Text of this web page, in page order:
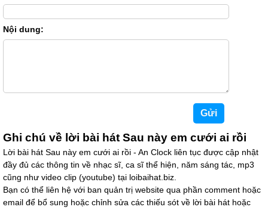
Nội dung:
Ghi chú về lời bài hát Sau này em cưới ai rồi
Lời bài hát Sau này em cưới ai rồi - An Clock liên tục được cập nhật
đầy đủ các thông tin về nhạc sĩ, ca sĩ thể hiện, năm sáng tác, mp3
cũng như video clip (youtube) tại loibaihat.biz.
Bạn có thể liên hệ với ban quản trị website qua phần comment hoặc
email để bổ sung hoặc chỉnh sửa các thiếu sót về lời bài hát hoặc